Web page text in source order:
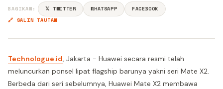
BAGIKAN: 𝕏 TWITTER WHATSAPP
FACEBOOK
🔗 SALIN TAUTAN
Technologue.id, Jakarta - Huawei secara resmi telah
meluncurkan ponsel lipat flagship barunya yakni seri Mate X2.
Berbeda dari seri sebelumnya, Huawei Mate X2 membawa